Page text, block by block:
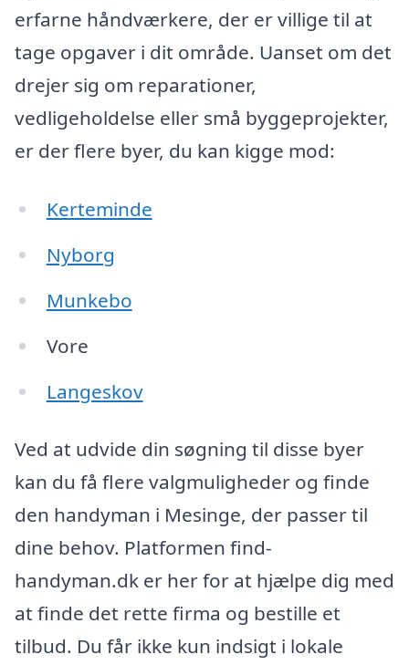
erfarne håndværkere, der er villige til at
tage opgaver i dit område. Uanset om det
drejer sig om reparationer,
vedligeholdelse eller små byggeprojekter,
er der flere byer, du kan kigge mod:
Kerteminde
Nyborg
Munkebo
Vore
Langeskov
Ved at udvide din søgning til disse byer
kan du få flere valgmuligheder og finde
den handyman i Mesinge, der passer til
dine behov. Platformen find-
handyman.dk er her for at hjælpe dig med
at finde det rette firma og bestille et
tilbud. Du får ikke kun indsigt i lokale